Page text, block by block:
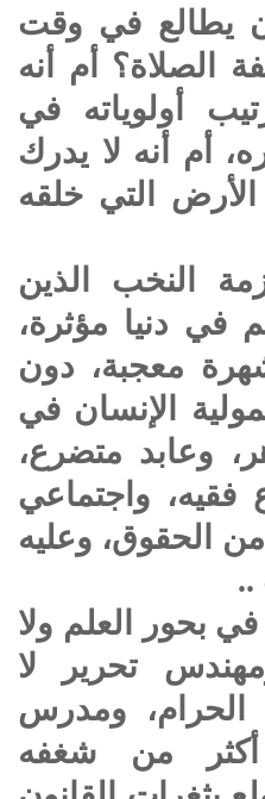
يطالع في وقت
الصلاة؟ أم أنه
أولوياته في
أم أنه لا يدرك
الأرض التي خلقه
النخب الذين
في دنيا مؤثرة،
معجبة، دون
الإنسان في
وعابد متضرع،
فقيه، واجتماعي
الحقوق، وعليه
..
العلم ولا
تحرير لا
الحرام، ومدرس
من شغفه